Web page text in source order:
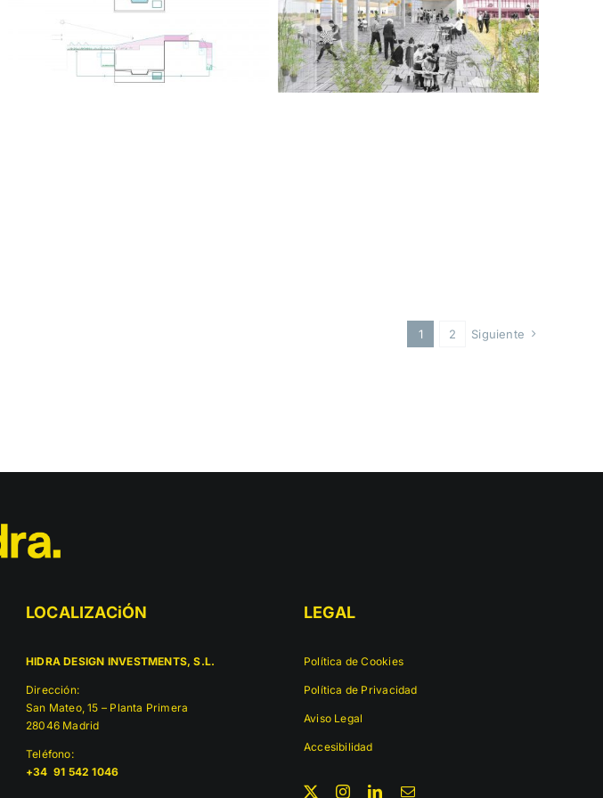
1 2 Siguiente
LOCALIZACiÓN
HIDRA DESIGN INVESTMENTS, S.L.
Dirección:
San Mateo, 15 – Planta Primera
28046 Madrid
Teléfono:
+34 91 542 1046
LEGAL
Política de Cookies
Política de Privacidad
Aviso Legal
Accesibilidad